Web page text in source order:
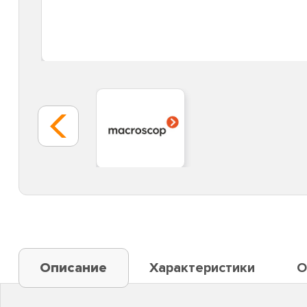
Описание Характеристики